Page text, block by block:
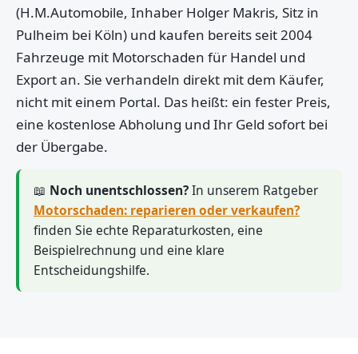
(H.M.Automobile, Inhaber Holger Makris, Sitz in
Pulheim bei Köln) und kaufen bereits seit 2004
Fahrzeuge mit Motorschaden für Handel und
Export an. Sie verhandeln direkt mit dem Käufer,
nicht mit einem Portal. Das heißt: ein fester Preis,
eine kostenlose Abholung und Ihr Geld sofort bei
der Übergabe.
📖 Noch unentschlossen?In unserem Ratgeber
Motorschaden: reparieren oder verkaufen?
finden Sie echte Reparaturkosten, eine
Beispielrechnung und eine klare
Entscheidungshilfe.